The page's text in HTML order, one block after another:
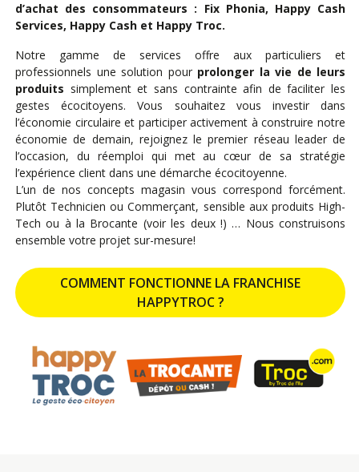
d’achat des consommateurs : Fix Phonia, Happy Cash
Services, Happy Cash et Happy Troc.
Notre gamme de services offre aux particuliers et
professionnels une solution pour prolonger la vie de leurs
produits simplement et sans contrainte afin de faciliter les
gestes écocitoyens. Vous souhaitez vous investir dans
l’économie circulaire et participer activement à construire notre
économie de demain, rejoignez le premier réseau leader de
l’occasion, du réemploi qui met au cœur de sa stratégie
l’expérience client dans une démarche écocitoyenne.
L’un de nos concepts magasin vous correspond forcément.
Plutôt Technicien ou Commerçant, sensible aux produits High-
Tech ou à la Brocante (voir les deux !) … Nous construisons
ensemble votre projet sur-mesure!
COMMENT FONCTIONNE LA FRANCHISE
HAPPYTROC ?